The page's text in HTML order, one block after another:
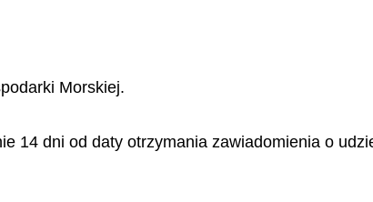
Morskiej.
14 dni od daty otrzymania zawiadomienia o